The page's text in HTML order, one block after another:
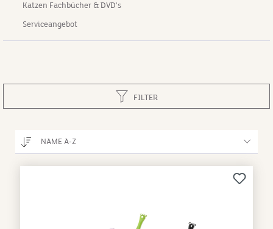
Katzen Fachbücher & DVD's
Serviceangebot
FILTER
NAME A-Z